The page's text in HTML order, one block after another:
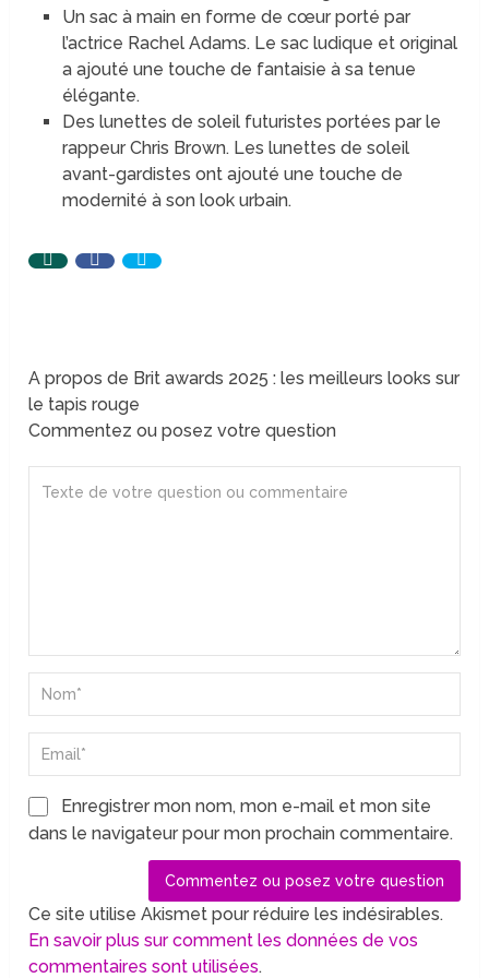
Un sac à main en forme de cœur porté par
l’actrice Rachel Adams. Le sac ludique et original
a ajouté une touche de fantaisie à sa tenue
élégante.
Des lunettes de soleil futuristes portées par le
rappeur Chris Brown. Les lunettes de soleil
avant-gardistes ont ajouté une touche de
modernité à son look urbain.
A propos de Brit awards 2025 : les meilleurs looks sur
le tapis rouge
Commentez ou posez votre question
Enregistrer mon nom, mon e-mail et mon site
dans le navigateur pour mon prochain commentaire.
Ce site utilise Akismet pour réduire les indésirables.
En savoir plus sur comment les données de vos
commentaires sont utilisées.